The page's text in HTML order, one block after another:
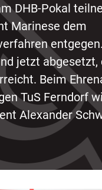
DHB-Pokal
Marinese dem
jetzt abgesetzt,
Beim
TuS Ferndorf
Alexander